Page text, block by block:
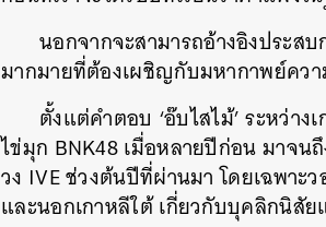
นอกจากจะสามารถอ้างอิงประ
มากมายที่ต้องเผชิญกับมหากาพย์ควา
ตั้งแต่คำตอบ ‘อ๊บไสไม้’ ระหว่าง
ไข่มุก BNK48 เมื่อหลายปีก่อน มาจน
วง IVE ช่วงต้นปีที่ผ่านมา โดยเฉพา
และนอกเกาหลีใต้ เกี่ยวกับบุคลิกนิสัย